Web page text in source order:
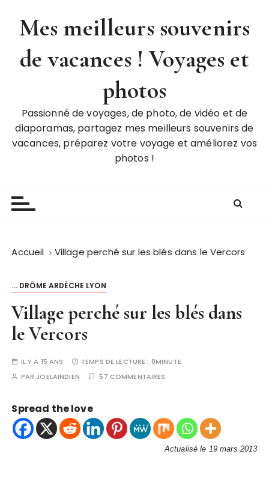
Mes meilleurs souvenirs
de vacances ! Voyages et
photos
Passionné de voyages, de photo, de vidéo et de
diaporamas, partagez mes meilleurs souvenirs de
vacances, préparez votre voyage et améliorez vos
photos !
Accueil Village perché sur les blés dans le Vercors
... DRÔME ARDÈCHE LYON
Village perché sur les blés dans
le Vercors
IL Y A 15 ANS TEMPS DE LECTURE : 0MINUTE
PAR JOELAINDIEN 57 COMMENTAIRES
Spread the love
Actualisé le 19 mars 2013